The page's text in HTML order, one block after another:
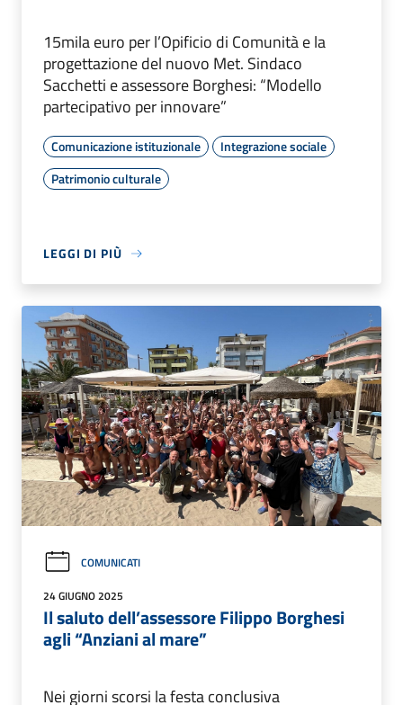
15mila euro per l’Opificio di Comunità e la
progettazione del nuovo Met. Sindaco
Sacchetti e assessore Borghesi: “Modello
partecipativo per innovare”
Comunicazione istituzionale
Integrazione sociale
Patrimonio culturale
LEGGI DI PIÙ
COMUNICATI
24 GIUGNO 2025
Il saluto dell’assessore Filippo Borghesi
agli “Anziani al mare”
Nei giorni scorsi la festa conclusiva